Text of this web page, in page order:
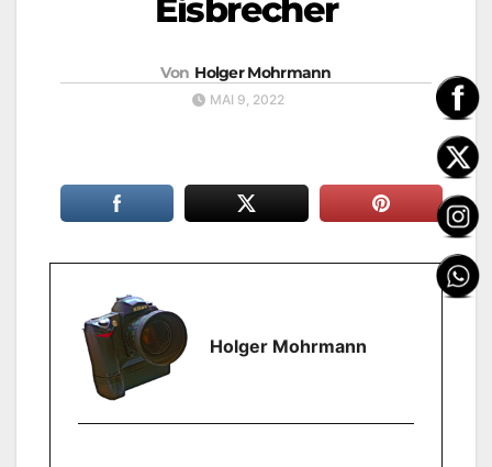
Eisbrecher
Von Holger Mohrmann
MAI 9, 2022
Holger Mohrmann